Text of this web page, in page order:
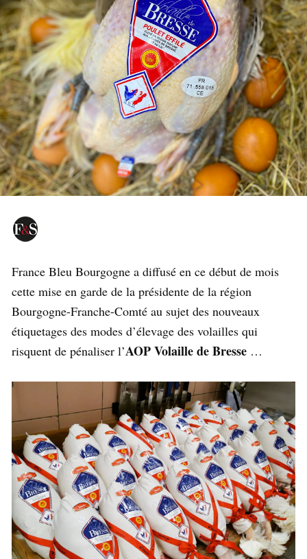
France Bleu Bourgogne a diffusé en ce début de mois
cette mise en garde de la présidente de la région
Bourgogne-Franche-Comté au sujet des nouveaux
étiquetages des modes d’élevage des volailles qui
risquent de pénaliser l’AOP Volaille de Bresse …